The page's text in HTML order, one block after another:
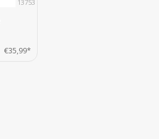
13753
€35,99*